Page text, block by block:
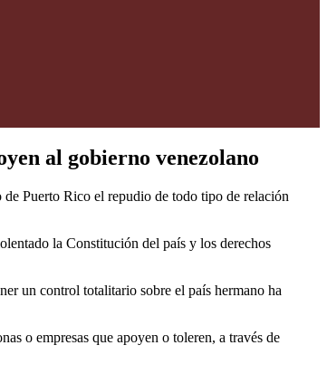
al gobierno venezolano
Puerto Rico el repudio de todo tipo de relación
la Constitución del país y los derechos
un control totalitario sobre el país hermano ha
o empresas que apoyen o toleren, a través de